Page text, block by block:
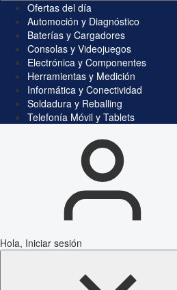
Ofertas del día
Automoción y Diagnóstico
Baterías y Cargadores
Consolas y Videojuegos
Electrónica y Componentes
Herramientas y Medición
Informática y Conectividad
Soldadura y Reballing
Telefonía Móvil y Tablets
Hola, Iniciar sesión